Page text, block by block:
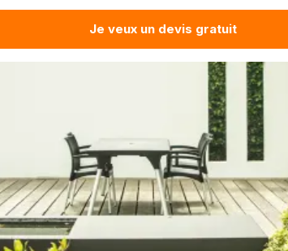
Je veux un devis gratuit